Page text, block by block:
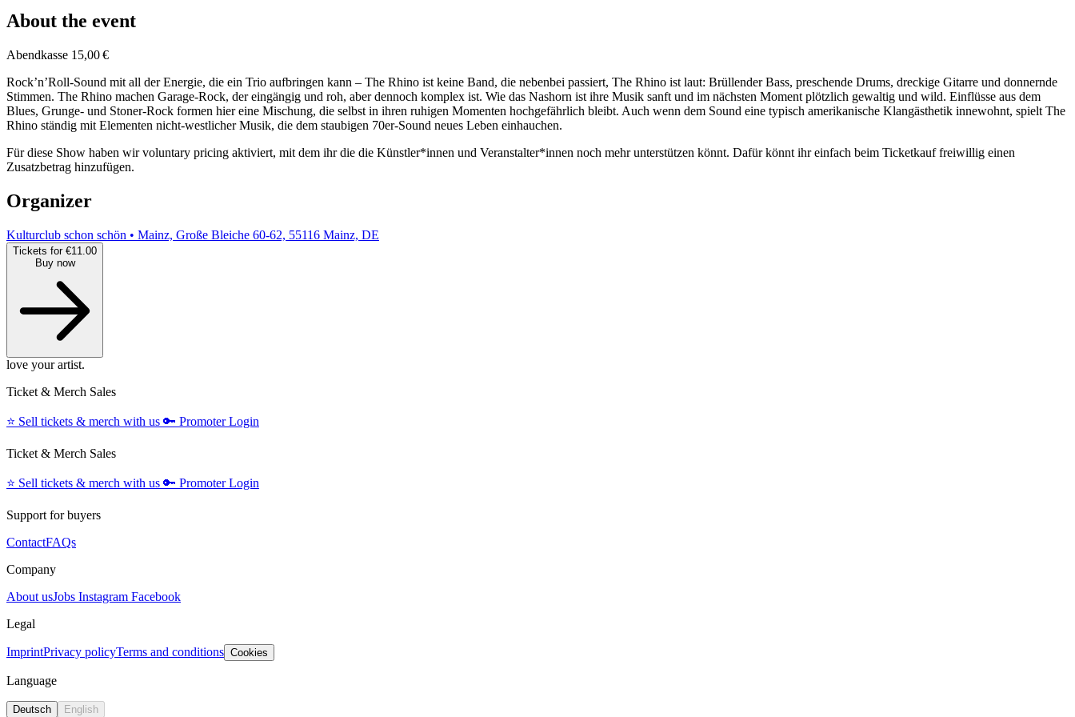
About the event
Abendkasse 15,00 €
Rock’n’Roll-Sound mit all der Energie, die ein Trio aufbringen kann – The Rhino ist keine Band, die nebenbei passiert, The Rhino ist laut: Brüllender Bass, preschende Drums, dreckige Gitarre und donnernde
Stimmen. The Rhino machen Garage-Rock, der eingängig und roh, aber dennoch komplex ist. Wie das Nashorn ist ihre Musik sanft und im nächsten Moment plötzlich gewaltig und wild. Einflüsse aus dem
Blues, Grunge- und Stoner-Rock formen hier eine Mischung, die selbst in ihren ruhigen Momenten hochgefährlich bleibt. Auch wenn dem Sound eine typisch amerikanische Klangästhetik innewohnt, spielt The
Rhino ständig mit Elementen nicht-westlicher Musik, die dem staubigen 70er-Sound neues Leben einhauchen.
Für diese Show haben wir voluntary pricing aktiviert, mit dem ihr die die Künstler*innen und Veranstalter*innen noch mehr unterstützen könnt. Dafür könnt ihr einfach beim Ticketkauf freiwillig einen
Zusatzbetrag hinzufügen.
Organizer
Kulturclub schon schön • Mainz, Große Bleiche 60-62, 55116 Mainz, DE
Tickets for €11.00
Buy now
love your artist.
Ticket & Merch Sales
⭐️ Sell tickets & merch with us 🔑 Promoter Login
Ticket & Merch Sales
⭐️ Sell tickets & merch with us 🔑 Promoter Login
Support for buyers
ContactFAQs
Company
About usJobs Instagram Facebook
Legal
ImprintPrivacy policyTerms and conditions Cookies
Language
Deutsch English